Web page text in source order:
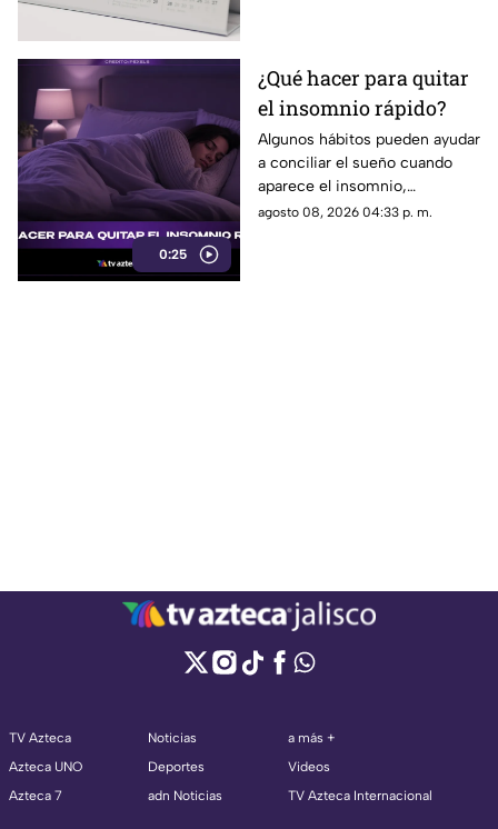
0:25
¿Qué hacer para quitar
el insomnio rápido?
Algunos hábitos pueden ayudar
a conciliar el sueño cuando
aparece el insomnio,
especialmente reducir la
agosto 08, 2026 04:33 p. m.
TV Azteca
Azteca UNO
Azteca 7
Noticias
Deportes
adn Noticias
a más +
Videos
TV Azteca Internacional